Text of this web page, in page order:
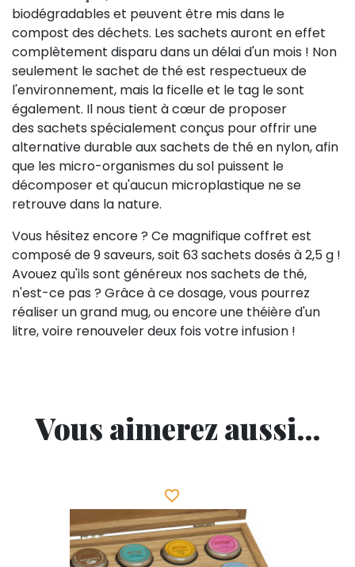
biodégradables et peuvent être mis dans le
compost des déchets. Les sachets auront en effet
complètement disparu dans un délai d'un mois ! Non
seulement le sachet de thé est respectueux de
l'environnement, mais la ficelle et le tag le sont
également. Il nous tient à cœur de proposer
des sachets spécialement conçus pour offrir une
alternative durable aux sachets de thé en nylon, afin
que les micro-organismes du sol puissent le
décomposer et qu'aucun microplastique ne se
retrouve dans la nature.
Vous hésitez encore ? Ce magnifique coffret est
composé de 9 saveurs, soit 63 sachets dosés à 2,5 g !
Avouez qu'ils sont généreux nos sachets de thé,
n'est-ce pas ? Grâce à ce dosage, vous pourrez
réaliser un grand mug, ou encore une théière d'un
litre, voire renouveler deux fois votre infusion !
Vous aimerez aussi...
favorite_border